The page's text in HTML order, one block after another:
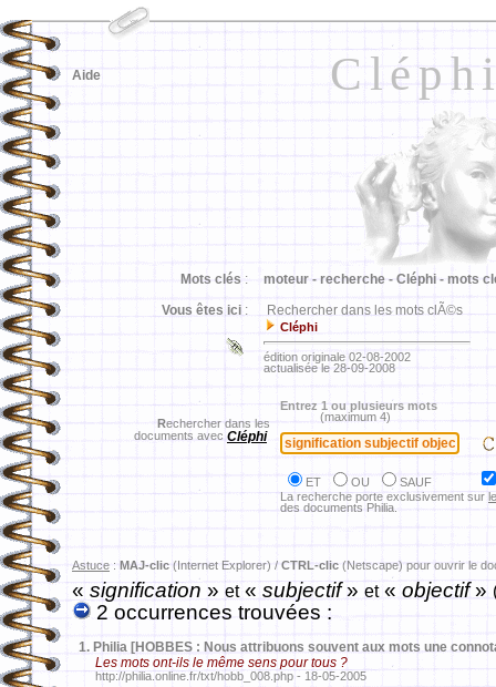
Aide
Mots clés : moteur - recherche - Cléphi - mots
Vous êtes ici : Rechercher dans les mots clÃ©s
Cléphi
édition originale 02-08-2002
actualisée le 28-09-2008
Rechercher dans les
documents avec Cléphi
Entrez 1 ou plusieurs mots
(maximum 4)
ET OU
SAUF
La recherche porte exclusivement sur
des documents Philia.
Astuce : MAJ-clic (Internet Explorer) / CTRL-clic (Netscape) pour ouvrir le
«signification » et« subjectif» et« objectif»
2 occurrences trouvées :
1. Philia [HOBBES : Nous attribuons souvent aux mots une
Les mots ont-ils le même sens pour tous ?
http://philia.online.fr/txt/hobb_008.php - 18-05-2005